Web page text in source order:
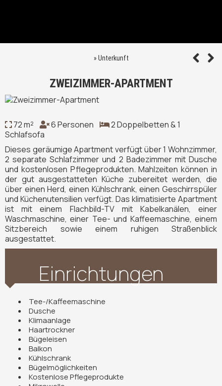
»Unterkunft
ZWEIZIMMER-APARTMENT
72 m² 6 Personen
2 Doppelbetten & 1
Schlafsofa
Dieses geräumige Apartment verfügt über 1 Wohnzimmer,
2 separate Schlafzimmer und 2 Badezimmer mit Dusche
und kostenlosen Pflegeprodukten. Mahlzeiten können in
der gut ausgestatteten Küche zubereitet werden, die
über einen Herd, einen Kühlschrank, einen Geschirrspüler
und Küchenutensilien verfügt. Das klimatisierte Apartment
ist mit einem Flachbild-TV mit Kabelkanälen, einer
Waschmaschine, einer Tee- und Kaffeemaschine, einem
Sitzbereich sowie einem ruhigen Straßenblick
ausgestattet.
Einrichtungen
Tee-/Kaffeemaschine
Dusche
Klimaanlage
Haartrockner
Bügeleisen
Balkon
Kühlschrank
Bügelmöglichkeiten
Kostenlose Pflegeprodukte